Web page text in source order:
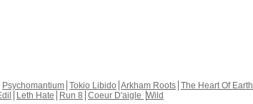
Psychomantium Tokio Libido Arkham Roots The Heart Of Earth
Leth Hate Run 8 Coeur D'aigle Wild